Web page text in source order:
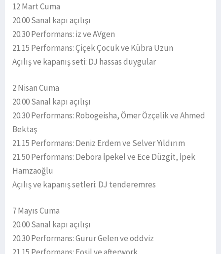
12 Mart Cuma
20.00 Sanal kapı açılışı
20.30 Performans: iz ve AVgen
21.15 Performans: Çiçek Çocuk ve Kübra Uzun
Açılış ve kapanış seti: DJ hassas duygular
2 Nisan Cuma
20.00 Sanal kapı açılışı
20.30 Performans: Robogeisha, Ömer Özçelik ve Ahmed
Bektaş
21.15 Performans: Deniz Erdem ve Selver Yıldırım
21.50 Performans: Debora İpekel ve Ece Düzgit, İpek
Hamzaoğlu
Açılış ve kapanış setleri: DJ tenderemres
7 Mayıs Cuma
20.00 Sanal kapı açılışı
20.30 Performans: Gurur Gelen ve oddviz